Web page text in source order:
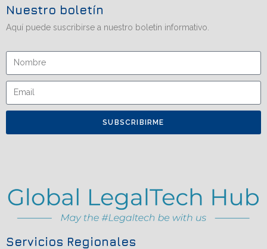
Nuestro boletín
Aquí puede suscribirse a nuestro boletín informativo.
SUBSCRIBIRME
Servicios Regionales